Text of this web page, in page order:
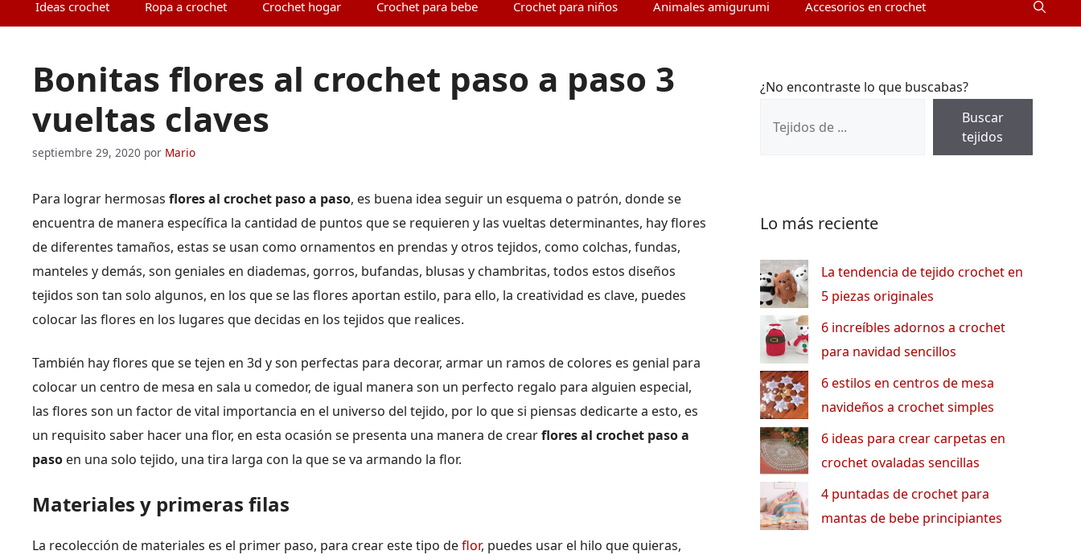
Ideas crochet Ropa a crochet Crochet hogar Crochet para bebe Crochet para niños Animales amigurumi Accesorios en crochet
Bonitas flores al crochet paso a paso 3
vueltas claves
septiembre 29, 2020 por Mario
Para lograr hermosas flores al crochet paso a paso, es buena idea seguir un esquema o patrón, donde se
encuentra de manera específica la cantidad de puntos que se requieren y las vueltas determinantes, hay flores
de diferentes tamaños, estas se usan como ornamentos en prendas y otros tejidos, como colchas, fundas,
manteles y demás, son geniales en diademas, gorros, bufandas, blusas y chambritas, todos estos diseños
tejidos son tan solo algunos, en los que se las flores aportan estilo, para ello, la creatividad es clave, puedes
colocar las flores en los lugares que decidas en los tejidos que realices.
También hay flores que se tejen en 3d y son perfectas para decorar, armar un ramos de colores es genial para
colocar un centro de mesa en sala u comedor, de igual manera son un perfecto regalo para alguien especial,
las flores son un factor de vital importancia en el universo del tejido, por lo que si piensas dedicarte a esto, es
un requisito saber hacer una flor, en esta ocasión se presenta una manera de crearflores al crochet paso a
paso en una solo tejido, una tira larga con la que se va armando la flor.
Materiales y primeras filas
La recolección de materiales es el primer paso, para crear este tipo deflor, puedes usar el hilo que quieras,
¿No encontraste lo que buscabas?
Buscar
tejidos
Lo más reciente
La tendencia de tejido crochet en
5 piezas originales
6 increíbles adornos a crochet
para navidad sencillos
6 estilos en centros de mesa
navideños a crochet simples
6 ideas para crear carpetas en
crochet ovaladas sencillas
4 puntadas de crochet para
mantas de bebe principiantes